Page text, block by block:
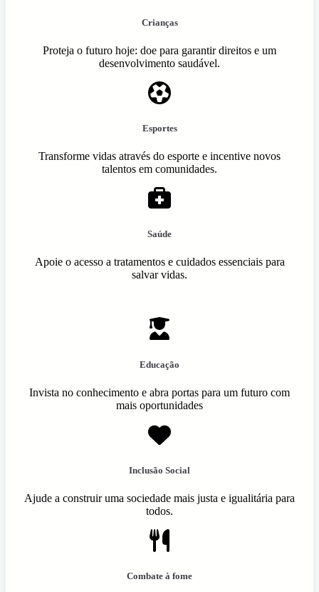
Crianças
Proteja o futuro hoje: doe para garantir direitos e um
desenvolvimento saudável.
Esportes
Transforme vidas através do esporte e incentive novos
talentos em comunidades.
Saúde
Apoie o acesso a tratamentos e cuidados essenciais para
salvar vidas.
Educação
Invista no conhecimento e abra portas para um futuro com
mais oportunidades
Inclusão Social
Ajude a construir uma sociedade mais justa e igualitária para
todos.
Combate à fome